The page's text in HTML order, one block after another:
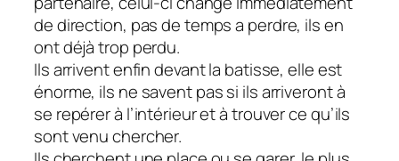
de direction, pas de temps a perdre, ils en
ont déjà trop perdu.
Ils arrivent enfin devant la batisse, elle est
énorme, ils ne savent pas si ils arriveront à
se repérer à l’intérieur et à trouver ce qu’ils
sont venu chercher.